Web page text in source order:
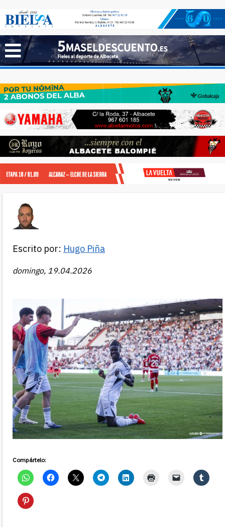
Escrito por: Hugo Piña
domingo, 19.04.2026
Compártelo: